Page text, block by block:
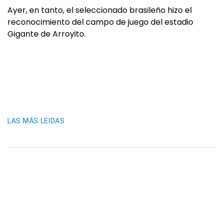
Ayer, en tanto, el seleccionado brasileño hizo el
reconocimiento del campo de juego del estadio
Gigante de Arroyito.
LAS MÁS LEIDAS